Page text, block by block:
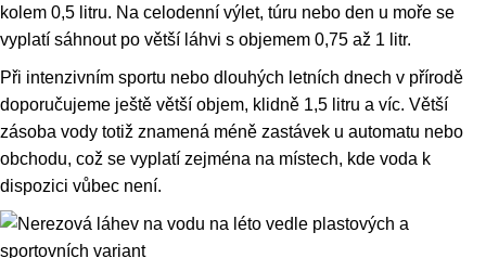
kolem 0,5 litru. Na celodenní výlet, túru nebo den u moře se
vyplatí sáhnout po větší láhvi s objemem 0,75 až 1 litr.
Při intenzivním sportu nebo dlouhých letních dnech v přírodě
doporučujeme ještě větší objem, klidně 1,5 litru a víc. Větší
zásoba vody totiž znamená méně zastávek u automatu nebo
obchodu, což se vyplatí zejména na místech, kde voda k
dispozici vůbec není.